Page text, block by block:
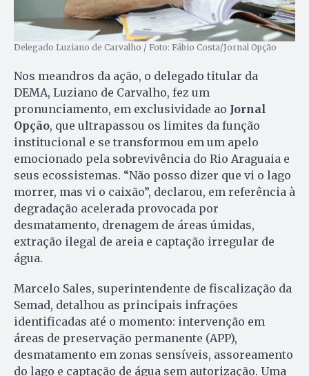
Delegado Luziano de Carvalho / Foto: Fábio Costa/Jornal Opção
Nos meandros da ação, o delegado titular da
DEMA, Luziano de Carvalho, fez um
pronunciamento, em exclusividade ao Jornal
Opção, que ultrapassou os limites da função
institucional e se transformou em um apelo
emocionado pela sobrevivência do Rio Araguaia e
seus ecossistemas. “Não posso dizer que vi o lago
morrer, mas vi o caixão”, declarou, em referência à
degradação acelerada provocada por
desmatamento, drenagem de áreas úmidas,
extração ilegal de areia e captação irregular de
água.
Marcelo Sales, superintendente de fiscalização da
Semad, detalhou as principais infrações
identificadas até o momento: intervenção em
áreas de preservação permanente (APP),
desmatamento em zonas sensíveis, assoreamento
do lago e captação de água sem autorização. Uma